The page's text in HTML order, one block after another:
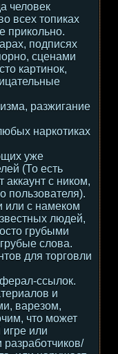
человек
всех топиках
прикольно.
подписях
сценами
картинок,
разжигание
наркотиках
уже
(То есть
аккаунт с ником,
пользователя).
или с намеком
людей,
грубыми
слова.
для торговли
ссылок.
и
варезом,
что может
игре или